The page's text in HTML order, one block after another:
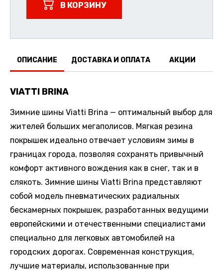
В КОРЗИНУ
ОПИСАНИЕ ДОСТАВКА И ОПЛАТА АКЦИИ
VIATTI BRINA
Зимние шины Viatti Brina — оптимальный выбор для
жителей больших мегаполисов. Мягкая резина
покрышек идеально отвечает условиям зимы в
границах города, позволяя сохранять привычный
комфорт активного вождения как в снег, так и в
слякоть. Зимние шины Viatti Brina представляют
собой модель пневматических радиальных
бескамерных покрышек, разработанных ведущими
европейскими и отечественными специалистами
специально для легковых автомобилей на
городских дорогах. Современная конструкция,
лучшие материалы, использованные при